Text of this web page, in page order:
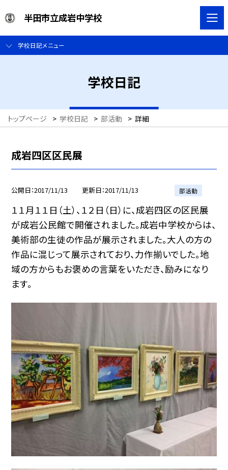
半田市立成岩中学校
学校日記メニュー
学校日記
トップページ > 学校日記 > 部活動 > 詳細
成岩四区区民展
公開日 2017/11/13 更新日 2017/11/13 部活動
１１月１１日（土）、１２日（日）に、成岩四区の区民展
が成岩公民館で開催されました。成岩中学校からは、
美術部の生徒の作品が展示されました。大人の方の
作品に混じって展示されており、力作揃いでした。地
域の方からもお褒めの言葉をいただき、励みになり
ます。